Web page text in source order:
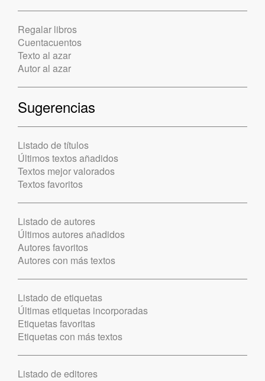
Regalar libros
Cuentacuentos
Texto al azar
Autor al azar
Sugerencias
Listado de títulos
Últimos textos añadidos
Textos mejor valorados
Textos favoritos
Listado de autores
Últimos autores añadidos
Autores favoritos
Autores con más textos
Listado de etiquetas
Últimas etiquetas incorporadas
Etiquetas favoritas
Etiquetas con más textos
Listado de editores